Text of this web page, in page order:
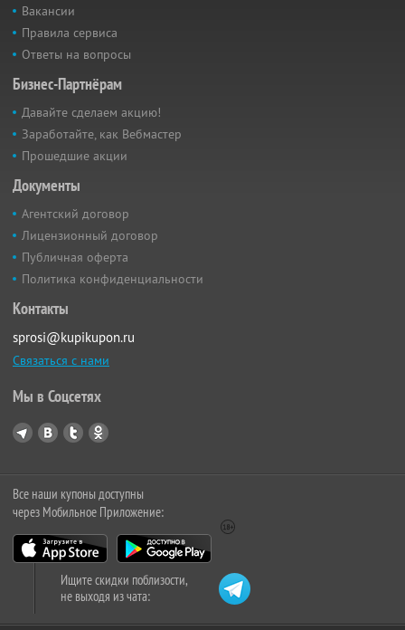
Вакансии
Правила сервиса
Ответы на вопросы
Бизнес-Партнёрам
Давайте сделаем акцию!
Заработайте, как Вебмастер
Прошедшие акции
Документы
Агентский договор
Лицензионный договор
Публичная оферта
Политика конфиденциальности
Контакты
sprosi@kupikupon.ru
Связаться с нами
Мы в Соцсетях
Все наши купоны доступны
через Мобильное Приложение:
Ищите скидки поблизости,
не выходя из чата: